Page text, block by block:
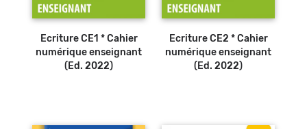
Ecriture CE1 * Cahier
numérique enseignant
(Ed. 2022)
Ecriture CE2 * Cahier
numérique enseignant
(Ed. 2022)